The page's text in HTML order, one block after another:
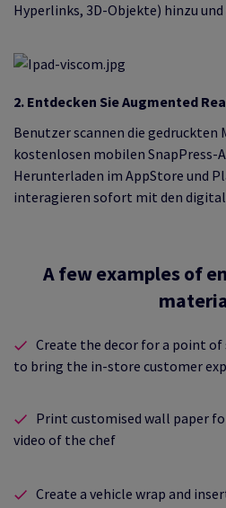
Hyperlinks, 3D-Objekte) hinzu
2. Entdecken Sie Augmented
Benutzer scannen die
kostenlosen mobilen SnapPress-
Herunterladen im AppStore und
interagieren sofort mit den
A few examples of
Create the decor for a point of
to bring the in-store customer
Print customised wall paper
video of the chef
Create a vehicle wrap and